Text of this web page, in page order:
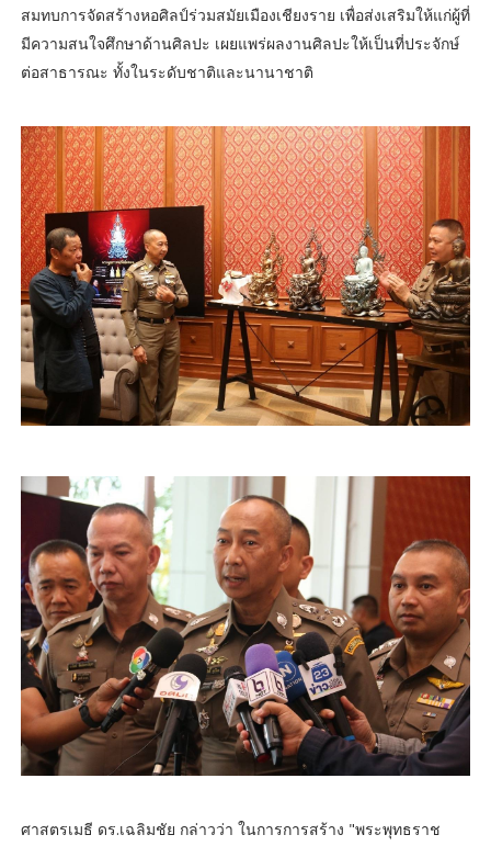
สมทบการจัดสร้างหอศิลป์ร่วมสมัยเมืองเชียงราย เพื่อส่งเสริมให้แก่ผู้ที่
มีความสนใจศึกษาด้านศิลปะ เผยแพร่ผลงานศิลปะให้เป็นที่ประจักษ์
ต่อสาธารณะ ทั้งในระดับชาติและนานาชาติ
ศาสตรเมธี ดร.เฉลิมชัย กล่าวว่า ในการการสร้าง "พระพุทธราช